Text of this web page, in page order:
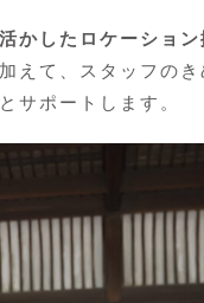
かしたロケーショ
えて、スタッフの
サポートします。